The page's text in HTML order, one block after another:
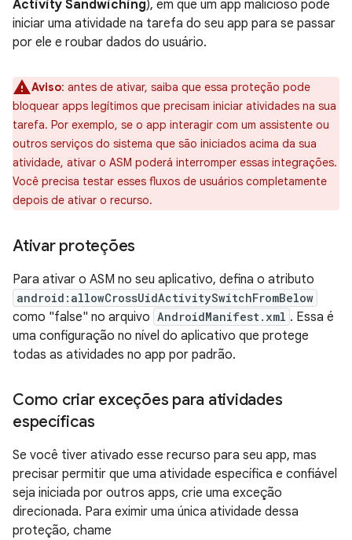
Activity Sandwiching), em que um app malicioso pode
iniciar uma atividade na tarefa do seu app para se passar
por ele e roubar dados do usuário.
Aviso: antes de ativar, saiba que essa proteção pode
bloquear apps legítimos que precisam iniciar atividades na sua
tarefa. Por exemplo, se o app interagir com um assistente ou
outros serviços do sistema que são iniciados acima da sua
atividade, ativar o ASM poderá interromper essas integrações.
Você precisa testar esses fluxos de usuários completamente
depois de ativar o recurso.
Ativar proteções
Para ativar o ASM no seu aplicativo, defina o atributo
android:allowCrossUidActivitySwitchFromBelow
como "false" no arquivo AndroidManifest.xml . Essa é
uma configuração no nível do aplicativo que protege
todas as atividades no app por padrão.
Como criar exceções para atividades
específicas
Se você tiver ativado esse recurso para seu app, mas
precisar permitir que uma atividade específica e confiável
seja iniciada por outros apps, crie uma exceção
direcionada. Para eximir uma única atividade dessa
proteção, chame